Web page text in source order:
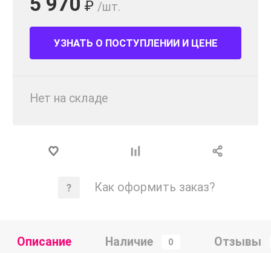
₽ /шт.
УЗНАТЬ О ПОСТУПЛЕНИИ И ЦЕНЕ
Нет на складе
Как оформить заказ?
Описание Наличие 0 Отзывы